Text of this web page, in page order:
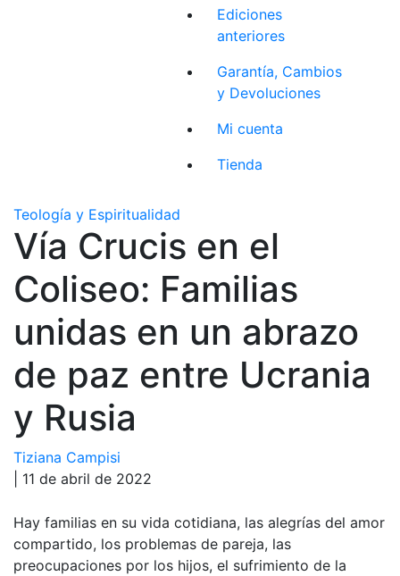
Ediciones
anteriores
Garantía, Cambios
y Devoluciones
Mi cuenta
Tienda
Teología y Espiritualidad
Vía Crucis en el
Coliseo: Familias
unidas en un abrazo
de paz entre Ucrania
y Rusia
Tiziana Campisi
| 11 de abril de 2022
Hay familias en su vida cotidiana, las alegrías del amor
compartido, los problemas de pareja, las
preocupaciones por los hijos, el sufrimiento de la